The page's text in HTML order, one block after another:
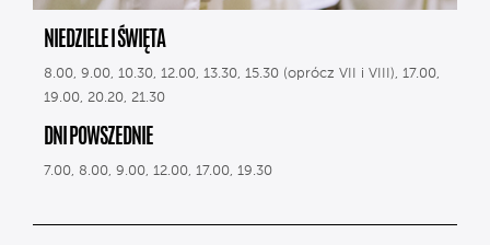
NIEDZIELE I ŚWIĘTA
8.00, 9.00, 10.30, 12.00, 13.30, 15.30 (oprócz VII i VIII), 17.00,
19.00, 20.20, 21.30
DNI POWSZEDNIE
7.00, 8.00, 9.00, 12.00, 17.00, 19.30